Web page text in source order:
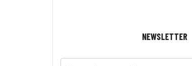
NEWSLETTER